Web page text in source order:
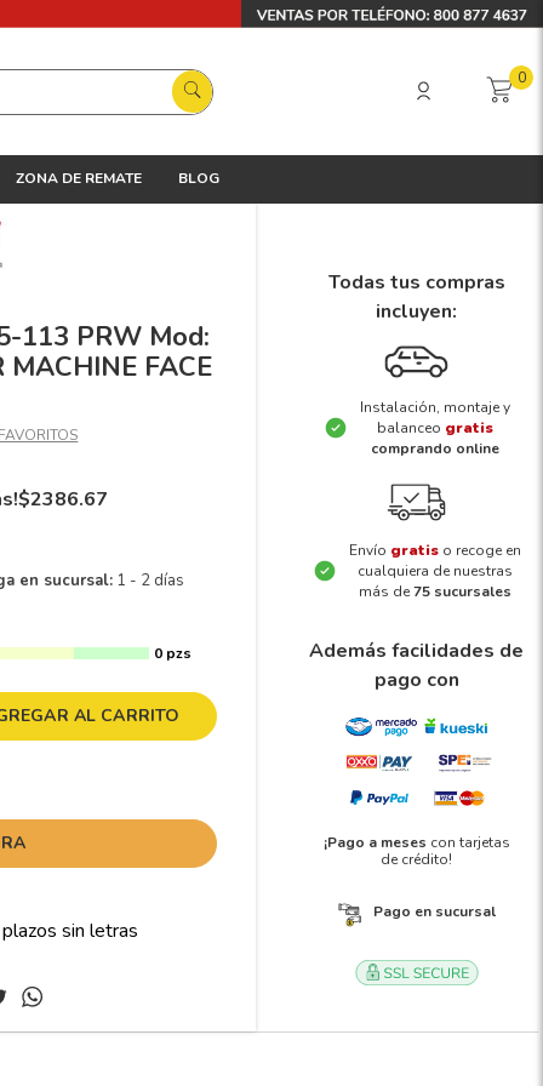
0
ZONA DE REMATE BLOG
113 PRW Mod:
MACHINE FACE
$2386.67
en sucursal: 1 - 2 días
0 pzs
AL CARRITO
Todas tus compras
incluyen:
Instalación, montaje y
balanceo gratis
comprando online
Envío gratis o recoge en
cualquiera de nuestras
más de75 sucursales
Además facilidades de
pago con
¡Pago a meses con tarjetas
de crédito!
Pago en sucursal